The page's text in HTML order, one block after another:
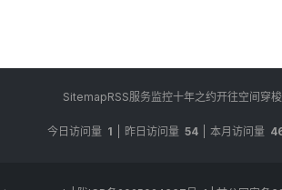
SitemapRSS服务监控十年之约开往空间穿梭
今日访问量 1 昨日访问量 54 本月访问量